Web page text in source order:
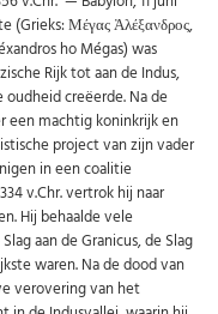
en ontvang
munten en
AANMELDEN
via de nieuwsbrief.
met derden
(Grieks: Μέγας Ἀλέξανδρος,
ho Mégas) was
Rijk tot aan de Indus,
creëerde. Na de
een machtig koninkrijk en
project van zijn vader
in een coalitie
v.Chr. vertrok hij naar
Hij behaalde vele
aan de Granicus, de Slag
waren. Na de dood van
verovering van het